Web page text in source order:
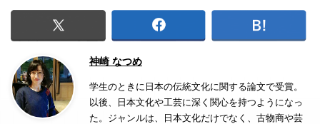
神崎 なつめ
学生のときに日本の伝統文化に関する論文で受賞。
以後、日本文化や工芸に深く関心を持つようになっ
た。ジャンルは、日本文化だけでなく、古物商や芸